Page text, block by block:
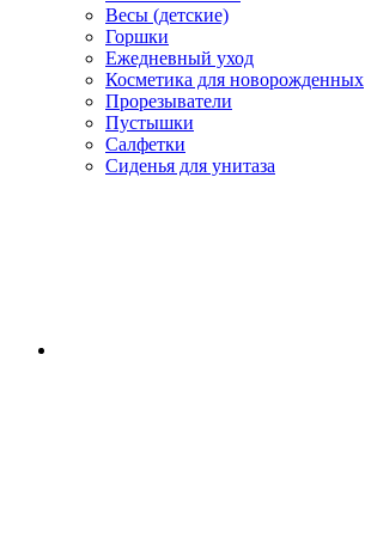
Весы (детские)
Горшки
Ежедневный уход
Косметика для новорожденных
Прорезыватели
Пустышки
Салфетки
Сиденья для унитаза